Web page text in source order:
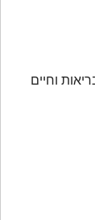
וחיים